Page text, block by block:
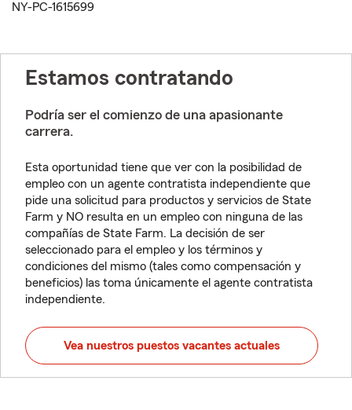
NY-PC-1615699
Estamos contratando
Podría ser el comienzo de una apasionante
carrera.
Esta oportunidad tiene que ver con la posibilidad de
empleo con un agente contratista independiente que
pide una solicitud para productos y servicios de State
Farm y NO resulta en un empleo con ninguna de las
compañías de State Farm. La decisión de ser
seleccionado para el empleo y los términos y
condiciones del mismo (tales como compensación y
beneficios) las toma únicamente el agente contratista
independiente.
Vea nuestros puestos vacantes actuales